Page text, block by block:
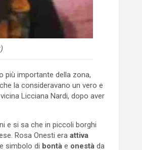
più importante della zona,
la consideravano un vero e
Licciana Nardi, dopo aver
e si sa che in piccoli borghi
Rosa Onesti era attiva
simbolo di bontà e onestà da